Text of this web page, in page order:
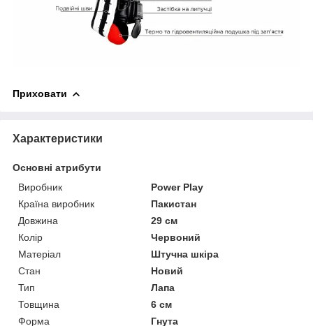
Приховати
Характеристики
Основні атрибути
Виробник
Power Play
Країна виробник
Пакистан
Довжина
29 см
Колір
Червоний
Матеріал
Штучна шкіра
Стан
Новий
Тип
Лапа
Товщина
6 см
Форма
Гнута